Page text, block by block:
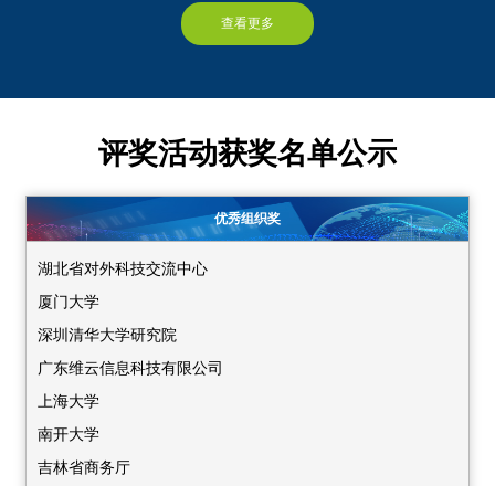
查看更多
评奖活动获奖名单公示
优秀组织奖
湖北省对外科技交流中心
厦门大学
深圳清华大学研究院
广东维云信息科技有限公司
上海大学
南开大学
吉林省商务厅